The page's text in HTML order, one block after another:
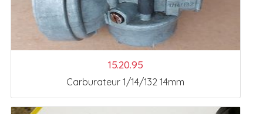
15.20.95
Carburateur 1/14/132 14mm